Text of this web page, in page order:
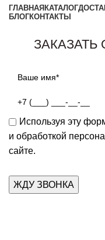
ГЛАВНАЯ КАТАЛОГ
БЛОГКОНТАКТЫ
Используя эту
и обработкой
сайте.